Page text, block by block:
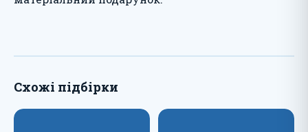
Схожі підбірки